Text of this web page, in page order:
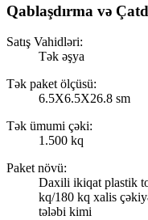
Qablaşdırma və
Satış Vahidləri:
Tək əşya
Tək paket ölçüsü:
6.5X6.5X26.8 sm
Tək ümumi çəki:
1.500 kq
Paket növü:
Daxili ikiqat plastik
kq/180 kq xalis
tələbi kimi